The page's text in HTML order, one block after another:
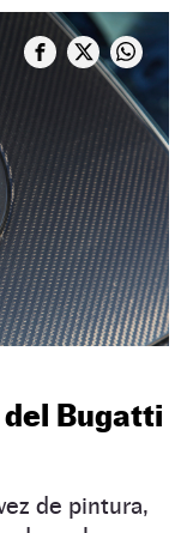
Bugatti
de pintura,